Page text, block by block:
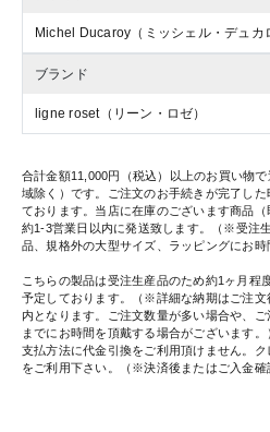
Michel Ducaroy（ミッシェル・デュカ
ブランド
ligne roset（リーン・ロゼ）
合計金額11,000円（税込）以上のお買い物
域除く）です。ご注文のお手続きが完了し
ております。当店に在庫のございます商品（
約1-3営業日以内に発送致します。（※受注
品、規格外の大型サイズ、ラッピングにお時
こちらの製品は受注生産品のため約1ヶ月程
予定しております。（※詳細な納期はご注文
内となります。ご注文数量が多い場合や、
までにお時間を頂戴する場合がございます
支払方法に代金引換をご利用頂けません。
をご利用下さい。（※決済後またはご入金確